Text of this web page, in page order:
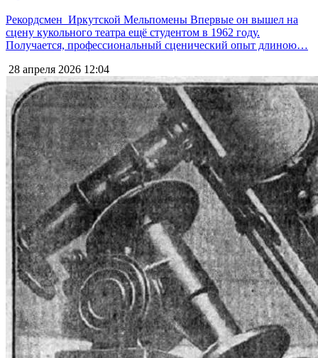
Рекордсмен Иркутской Мельпомены Впервые он вышел на
сцену кукольного театра ещё студентом в 1962 году.
Получается, профессиональный сценический опыт длиною…
28 апреля 2026 12:04